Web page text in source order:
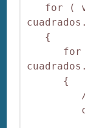
for (
{
for (
{
//